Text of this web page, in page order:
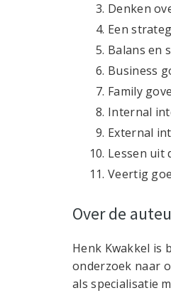
Denken
Een
Balans en
Business
Family
Internal
External
Lessen uit
Veertig
Over de
Henk Kwakkel is
onderzoek naar
als specialisatie